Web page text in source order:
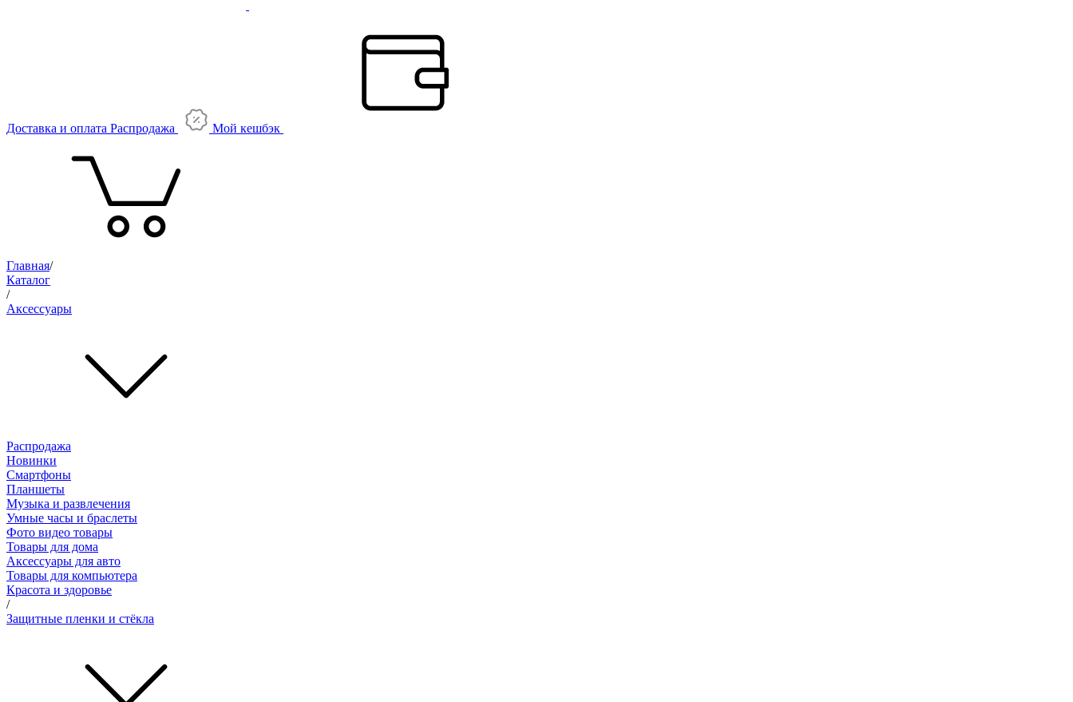
Доставка и оплата Распродажа Мой кешбэк
Главная/
Каталог
/
Аксессуары
Распродажа
Новинки
Смартфоны
Планшеты
Музыка и развлечения
Умные часы и браслеты
Фото видео товары
Товары для дома
Аксессуары для авто
Товары для компьютера
Красота и здоровье
/
Защитные пленки и стёкла